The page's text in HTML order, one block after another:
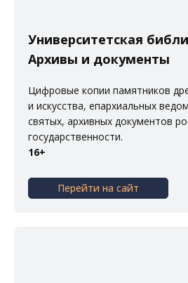
Университетская
Архивы и документы
Цифровые копии памятников
и искусства, епархиальных
святых, архивных документов
государственности.
16+
Перейти на сайт